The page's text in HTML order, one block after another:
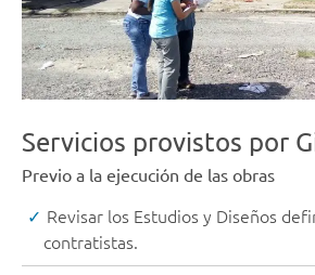
Servicios provistos por
Previo a la ejecución de las obras
Revisar los Estudios y Diseños
contratistas.